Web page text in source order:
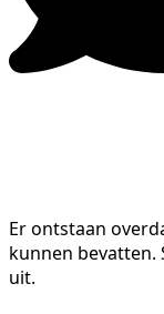
Er ontstaan
kunnen bevatten.
uit.